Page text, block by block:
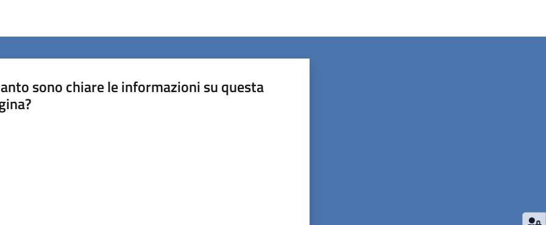
sono chiare le informazioni su questa